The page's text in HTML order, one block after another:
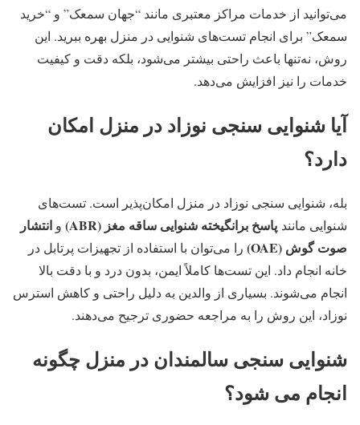
می‌توانید از خدمات مراکز معتبری مانند “جهان سمعک” و “خرید
سمعک” برای انجام تست‌های شنوایی در منزل بهره ببرید. این
روش، نه‌تنها باعث راحتی بیشتر می‌شود، بلکه دقت و کیفیت
خدمات را نیز افزایش می‌دهد.
آیا شنوایی سنجی نوزاد در منزل امکان
دارد؟
بله، شنوایی سنجی نوزاد در منزل امکان‌پذیر است. تست‌های
شنوایی مانند پاسخ برانگیخته شنوایی ساقه مغز (ABR) و انتشار
صوت گوش (OAE)
را می‌توان با استفاده از تجهیزات پرتابل در
خانه انجام داد. این تست‌ها کاملاً ایمن، بدون درد و با دقت بالا
انجام می‌شوند. بسیاری از والدین به دلیل راحتی و کاهش استرس
نوزاد، این روش را به مراجعه حضوری ترجیح می‌دهند.
شنوایی سنجی سالمندان در منزل چگونه
انجام می شود؟